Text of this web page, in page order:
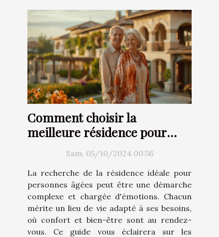
Comment choisir la
meilleure résidence pour
personnes âgées en fonction
de ses besoins ?
Sam. 05/10/2024 00:56
La recherche de la résidence idéale pour
personnes âgées peut être une démarche
complexe et chargée d'émotions. Chacun
mérite un lieu de vie adapté à ses besoins,
où confort et bien-être sont au rendez-
vous. Ce guide vous éclairera sur les